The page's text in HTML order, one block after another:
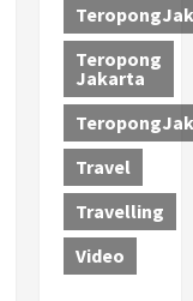
Teropong
Jakarta
Travel
Travelling
Video